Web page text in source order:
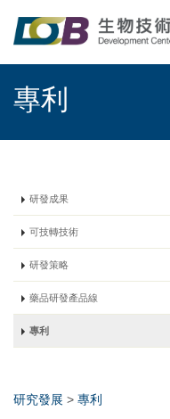
生物技術開
專利
研發成果
可技轉技術
研發策略
藥品研發產品線
專利
研究發展 > 專利